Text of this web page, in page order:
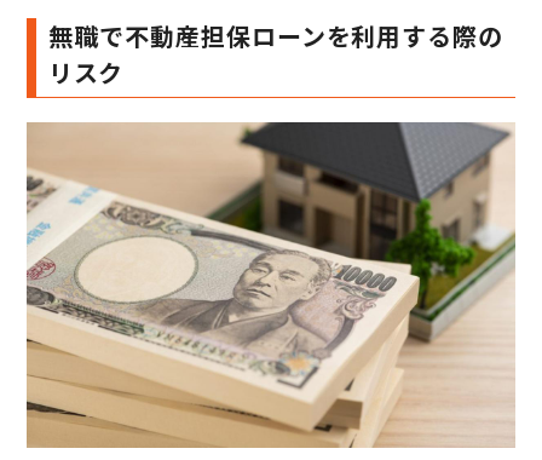
無職で不動産担保ローンを利用する際の
リスク